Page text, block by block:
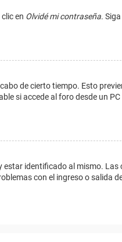
en Olvidé mi contraseña.
de cierto tiempo. Esto
si accede al foro desde un
identificado al mismo. Las
con el ingreso o salida